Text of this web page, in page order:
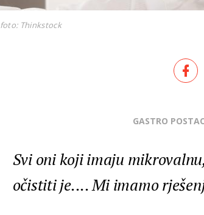
foto: Thinkstock
GASTRO
Svi oni koji imaju
očistiti je.... Mi imamo